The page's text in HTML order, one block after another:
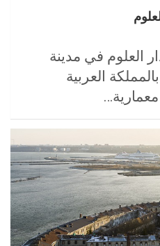
العلوم في مدينة
العربية